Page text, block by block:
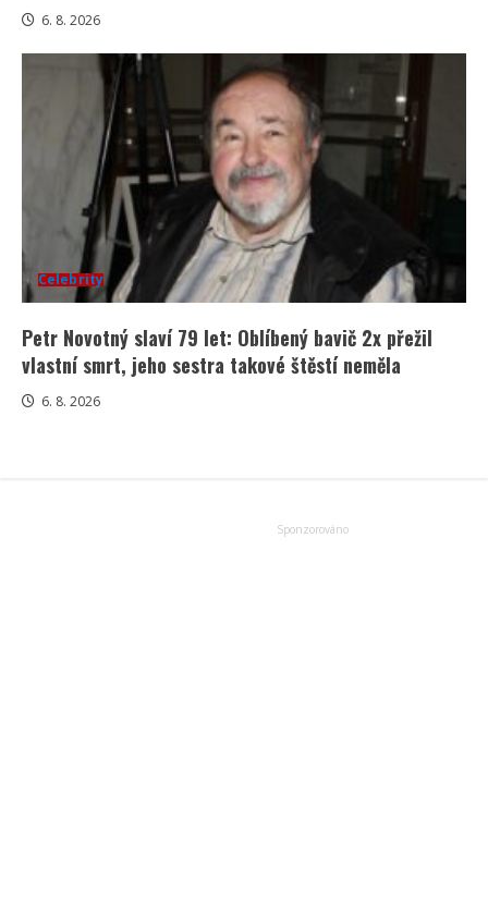
6. 8. 2026
Celebrity
Petr Novotný slaví 79 let: Oblíbený bavič 2x přežil
vlastní smrt, jeho sestra takové štěstí neměla
6. 8. 2026